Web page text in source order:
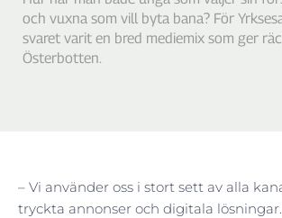
och vuxna som vill byta bana? För
svaret varit en bred mediemix som ger
Österbotten.
– Vi använder oss i stort sett av alla
tryckta annonser och digitala